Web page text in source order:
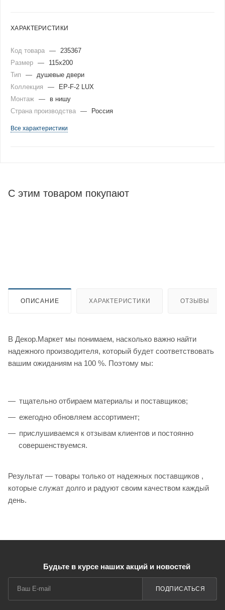
ХАРАКТЕРИСТИКИ
Код товара —
235367
Размер —
115x200
Тип
—
душевые двери
Коллекция
—
EP-F-2 LUX
Монтаж —
в нишу
Страна производства — Россия
Все характеристики
С этим товаром покупают
ОПИСАНИЕ ХАРАКТЕРИСТИКИ ОТЗЫВЫ
В Декор.Маркет мы понимаем, насколько важно найти
надежного производителя, который будет соответствовать
вашим ожиданиям на 100 %. Поэтому мы:
тщательно отбираем материалы и поставщиков;
ежегодно обновляем ассортимент;
прислушиваемся к отзывам клиентов и постоянно
совершенствуемся.
Результат — товары только от надежных поставщиков ,
которые служат долго и радуют своим качеством каждый
день.
Будьте в курсе наших акций и новостей
ПОДПИСАТЬСЯ